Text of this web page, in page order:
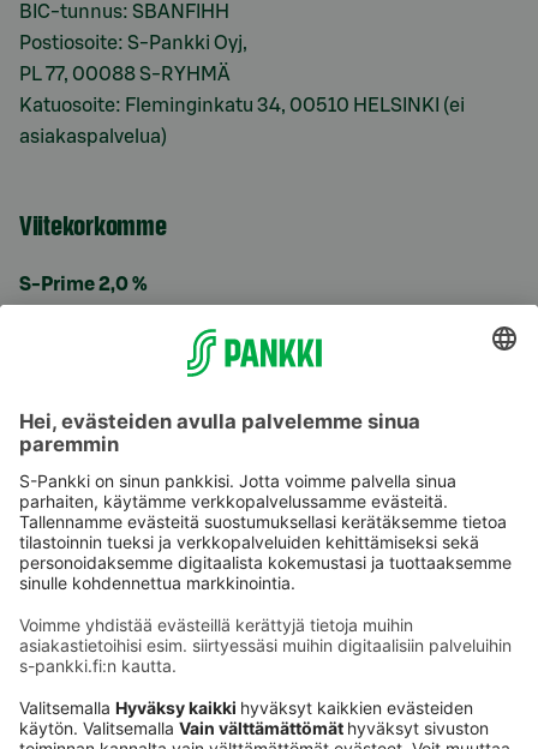
BIC-tunnus: SBANFIHH
Postiosoite: S-Pankki Oyj,
PL 77, 00088 S-RYHMÄ
Katuosoite: Fleminginkatu 34, 00510 HELSINKI (ei
asiakaspalvelua)
Viitekorkomme
S-Prime 2,0 %
Käyttöehdot
Saavutettavuusseloste
Evästeet